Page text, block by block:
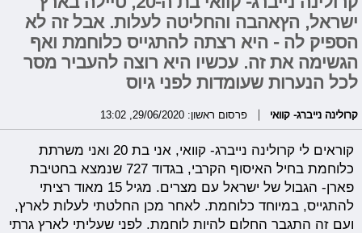
ישראל, הץאהבה והחליטה לעלות. אבל זה לא
הספיק לה - היא רצתה להתגייס כלוחמת ואף
הגשימה את זה. עכשיו היא רוצה להעביר מסר
לכל הנערות שעומדות לפני גיוס
קרולינה נייברג- קוואי פרסום ראשון: 29/06/2020, 13:02
קוראים לי קרולינה נייברג- קוואי, אני בת 20 ואני משרתת
כלוחמת בחיל האיסוף הקרבי, בגדוד 727 שנמצא בחטיבת
פארן- הגבול של ישראל עם מצרים. מגיל 15 מאוד רציתי
להתגייס, במיוחד כלוחמת. לאחר מכן החלטתי לעלות לארץ,
ועם זה התגבר החלום להיות לוחמת. לפני שעליתי לארץ גרתי